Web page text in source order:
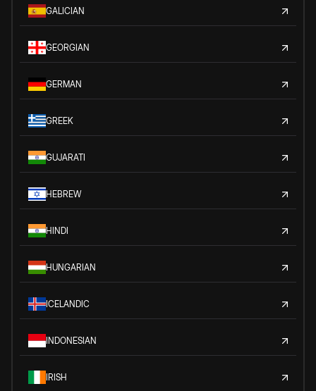
GALICIAN
GEORGIAN
GERMAN
GREEK
GUJARATI
HEBREW
HINDI
HUNGARIAN
ICELANDIC
INDONESIAN
IRISH